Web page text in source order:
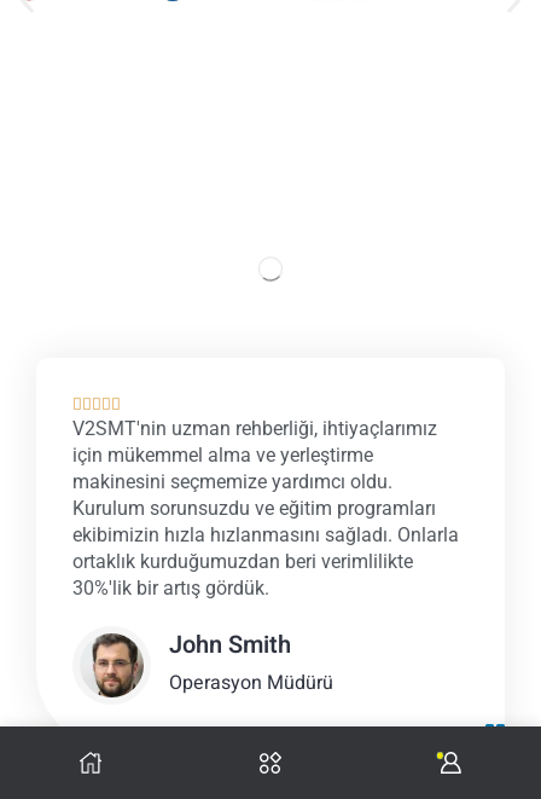
    
V2SMT'nin uzman rehberliği, ihtiyaçlarımız
için mükemmel alma ve yerleştirme
makinesini seçmemize yardımcı oldu.
Kurulum sorunsuzdu ve eğitim programları
ekibimizin hızla hızlanmasını sağladı. Onlarla
ortaklık kurduğumuzdan beri verimlilikte
30%'lik bir artış gördük.
John Smith
Operasyon Müdürü